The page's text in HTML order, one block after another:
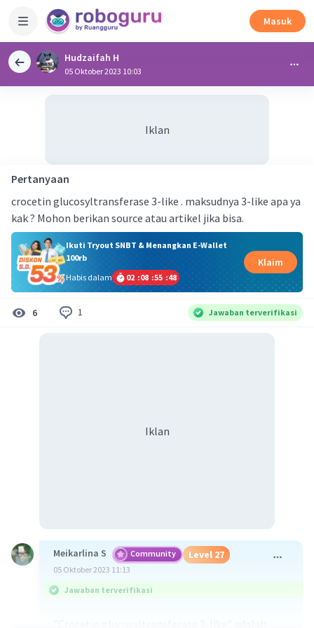
Masuk
Hudzaifah H
05 Oktober 2023 10:03
Iklan
Pertanyaan
crocetin glucosyltransferase 3-like . maksudnya 3-like apa ya
kak ? Mohon berikan source atau artikel jika bisa.
Ikuti Tryout SNBT & Menangkan E-Wallet
100rb
Habis dalam
02 :08 :55 :47
Klaim
6 1 Jawaban terverifikasi
Iklan
Meikarlina S Community Level 27
05 Oktober 2023 11:13
Jawaban terverifikasi